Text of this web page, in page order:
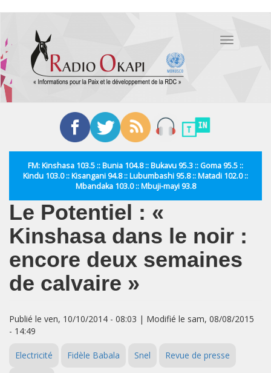
contenu
principal
Toggle
FM: Kinshasa 103.5 :: Bunia 104.8 :: Bukavu 95.3 :: Goma 95.5 ::
Kindu 103.0 :: Kisangani 94.8 :: Lubumbashi 95.8 :: Matadi 102.0 ::
Mbandaka 103.0 :: Mbuji-mayi 93.8
Le Potentiel : «
Kinshasa dans le noir :
encore deux semaines
de calvaire »
Publié le ven, 10/10/2014 - 08:03 | Modifié le sam, 08/08/2015
- 14:49
Electricité Fidèle Babala Snel Revue de presse